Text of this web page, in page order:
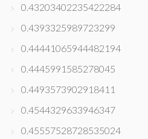
0.43203402235422284
0.4393325989723299
0.44441065944482194
0.4445991585278045
0.4493573902918411
0.4544329633946347
0.45557528728535024